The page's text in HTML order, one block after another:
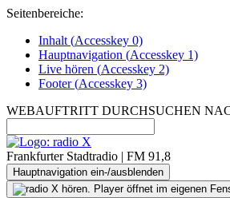
Seitenbereiche:
Inhalt (Accesskey 0)
Hauptnavigation (Accesskey 1)
Live hören (Accesskey 2)
Footer(Accesskey 3)
WEBAUFTRITT DURCHSUCHEN
Frankfurter Stadtradio | FM 91,8
Hauptnavigation ein-/ausblenden